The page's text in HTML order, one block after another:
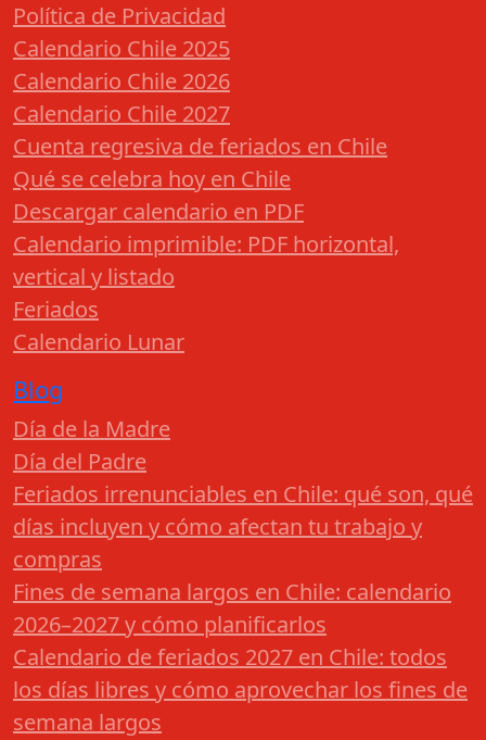
Política de Privacidad
Calendario Chile 2025
Calendario Chile 2026
Calendario Chile 2027
Cuenta regresiva de feriados en Chile
Qué se celebra hoy en Chile
Descargar calendario en PDF
Calendario imprimible: PDF horizontal,
vertical y listado
Feriados
Calendario Lunar
Blog
Día de la Madre
Día del Padre
Feriados irrenunciables en Chile: qué son, qué
días incluyen y cómo afectan tu trabajo y
compras
Fines de semana largos en Chile: calendario
2026–2027 y cómo planificarlos
Calendario de feriados 2027 en Chile: todos
los días libres y cómo aprovechar los fines de
semana largos